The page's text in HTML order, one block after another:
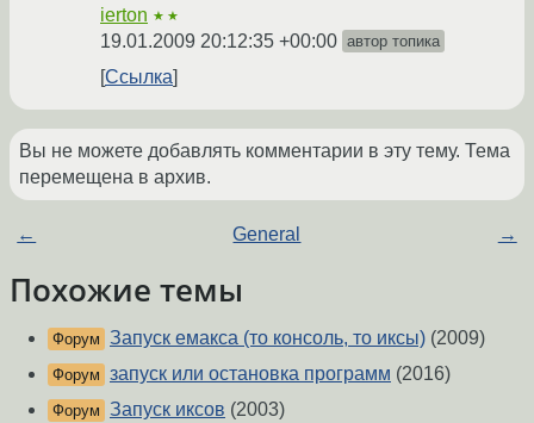
ierton ★★
19.01.2009 20:12:35 +00:00 автор топика
Ссылка
Вы не можете добавлять комментарии в эту тему. Тема
перемещена в архив.
← General →
Похожие темы
Форум Запуск емакса (то консоль, то иксы) (2009)
Форум запуск или остановка программ (2016)
Форум Запуск иксов (2003)